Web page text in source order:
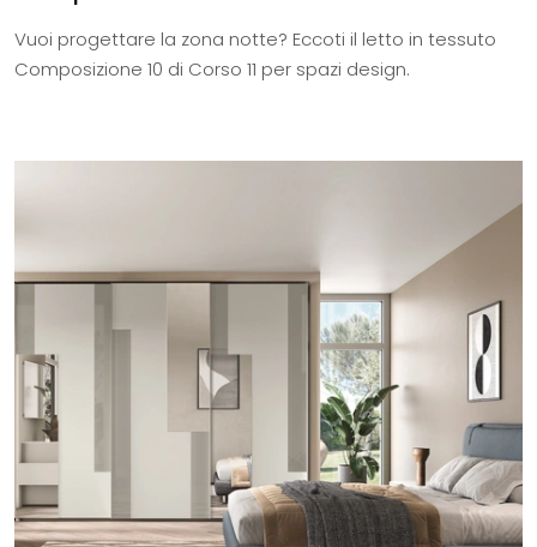
Vuoi progettare la zona notte? Eccoti il letto in tessuto
Composizione 10 di Corso 11 per spazi design.